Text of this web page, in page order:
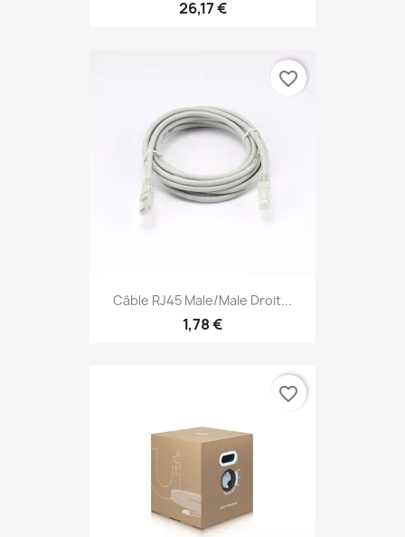
26,17 €
Câble RJ45 Male/Male Droit...
1,78 €
favorite_border
favorite_border